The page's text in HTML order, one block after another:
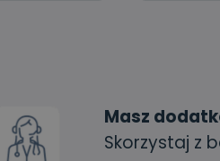
Masz
Skorzystaj z